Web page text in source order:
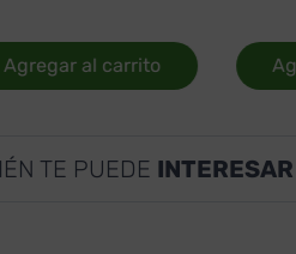
Agregar al carrito
TE PUEDE INTERESAR